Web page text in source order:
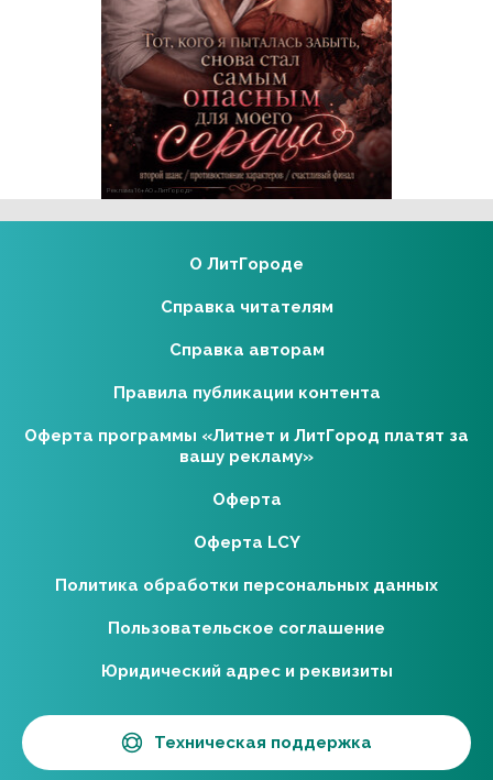
Реклама 16+ АО «ЛитГород»
О ЛитГороде
Справка читателям
Справка авторам
Правила публикации контента
Оферта программы «Литнет и ЛитГород платят за
вашу рекламу»
Оферта
Оферта LCY
Политика обработки персональных данных
Пользовательское соглашение
Юридический адрес и реквизиты
Техническая поддержка